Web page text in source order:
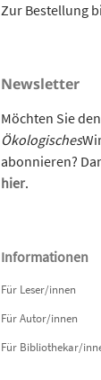
Zur Bestellung
Newsletter
Möchten Sie
Ökologisches
abonnieren?
hier.
Informationen
Für Leser/innen
Für Autor/innen
Für Bibliothekar/